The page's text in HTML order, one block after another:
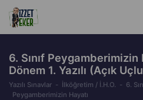
6. Sınıf Peygamberimizin
Dönem 1. Yazılı (Açık
Yazılı Sınavlar İlköğretim / İ.H.O.
6.
Peygamberimizin Hayatı